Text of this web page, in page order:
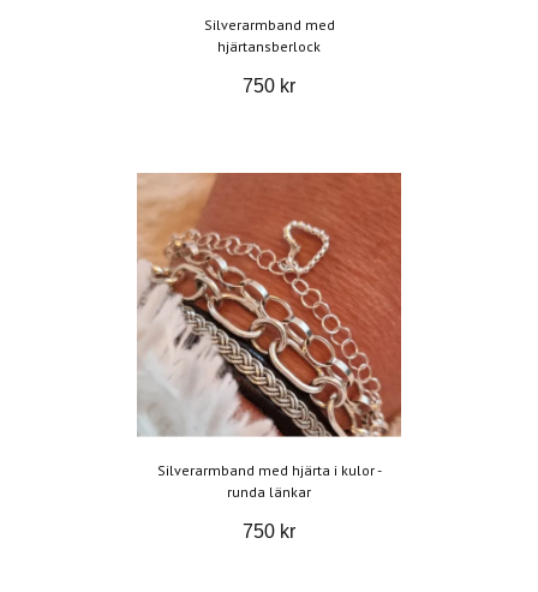
Silverarmband med
hjärtansberlock
750 kr
Silverarmband med hjärta i kulor -
runda länkar
750 kr